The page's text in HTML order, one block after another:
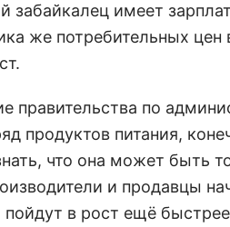
забайкалец имеет
же потребительных цен
правительства по
продуктов питания,
что она может быть
и продавцы
в рост ещё